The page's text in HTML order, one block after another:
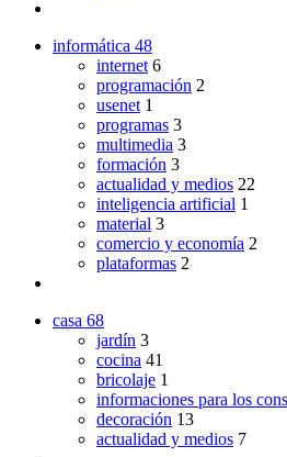
informática 48
internet 6
programación 2
usenet 1
programas 3
multimedia 3
formación 3
actualidad y medios 22
inteligencia artificial 1
material 3
comercio y economía 2
plataformas 2
casa 68
jardín 3
cocina 41
bricolaje 1
informaciones para los
decoración 13
actualidad y medios 7